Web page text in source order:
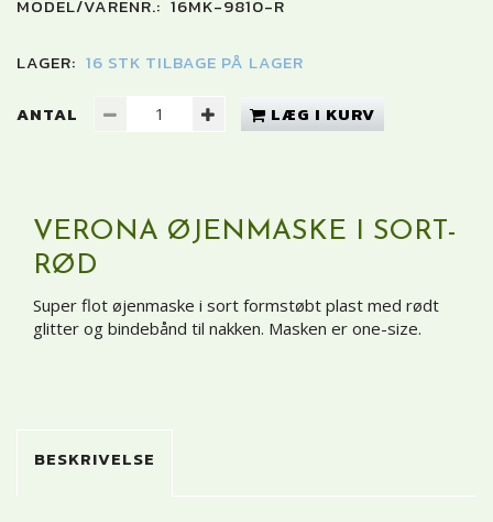
MODEL/VARENR.: 16MK-9810-R
LAGER: 16 STK TILBAGE PÅ LAGER
ANTAL LÆG I KURV
VERONA ØJENMASKE I SORT-
RØD
Super flot øjenmaske i sort formstøbt plast med rødt
glitter og bindebånd til nakken. Masken er one-size.
BESKRIVELSE